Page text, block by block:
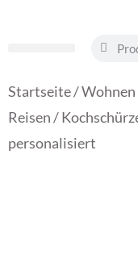
Startseite/Wohnen
Reisen/
personalisiert